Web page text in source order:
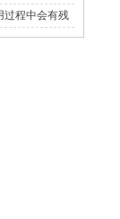
过程中会有残